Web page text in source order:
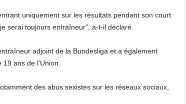
uniquement sur les résultats pendant son court
serai toujours entraîneur”, a-t-il déclaré.
adjoint de la Bundesliga et a également
ans de l’Union.
des abus sexistes sur les réseaux sociaux,